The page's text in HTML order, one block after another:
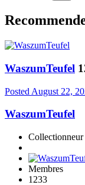
WaszumTeufel
Posted August 22,
WaszumTeufel
Collectionneur
Membres
1233